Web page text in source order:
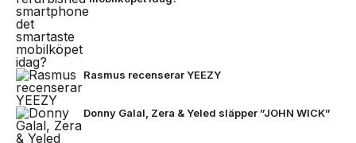
Rasmus recenserar YEEZY
Donny Galal, Zera & Yeled släpper ”JOHN WICK”